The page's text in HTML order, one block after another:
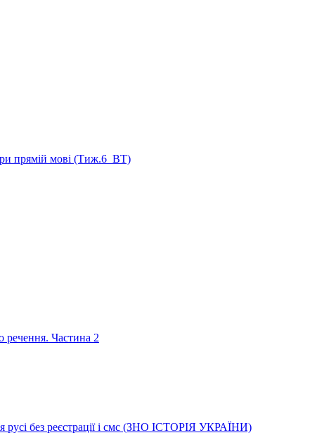
прямій мові (Тиж.6_ВТ)
речення. Частина 2
русі без реєстрації і смс (ЗНО ІСТОРІЯ УКРАЇНИ)